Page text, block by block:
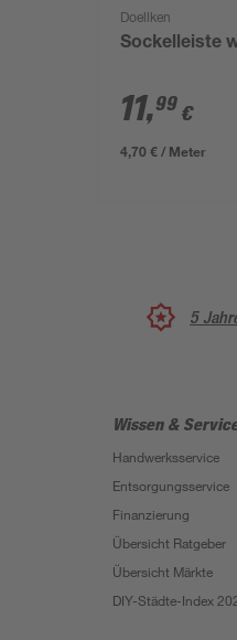
Doellken
Sockelleiste
11,99 €
4,70 € / Meter
5
Wissen &
Handwerksservice
Entsorgungsservice
Finanzierung
Übersicht Ratgeber
Übersicht Märkte
DIY-Städte-Index